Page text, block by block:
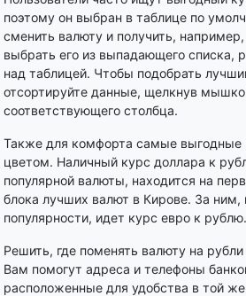
поэтому он выбран в таблице по
сменить валюту и получить,
выбрать его из выпадающего списка,
над таблицей. Чтобы подобрать
отсортируйте данные, щелкнув
соответствующего столбца.
Также для комфорта самые
цветом. Наличный курс доллара к
популярной валюты, находится на
блока лучших валют в Кирове. За ним,
популярности, идет курс евро к рублю.
Решить, где поменять валюту на
Вам помогут адреса и телефоны
расположенные для удобства в той же